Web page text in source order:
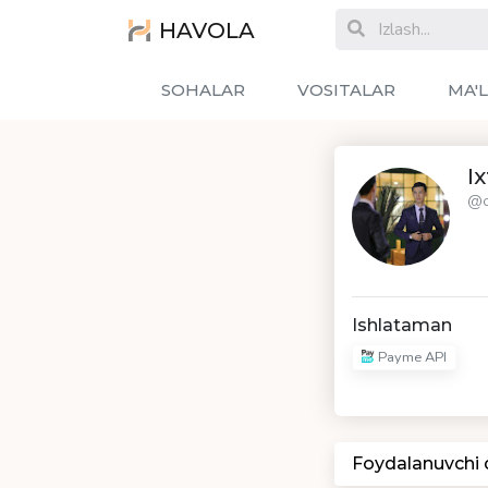
HAVOLA
SOHALAR VOSITALAR
Ishlataman
Payme API
Foydalanuvchi